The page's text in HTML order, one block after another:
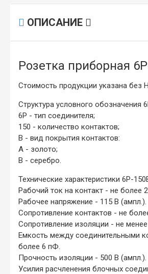
ОПИСАНИЕ
Розетка приборная
Стоимость продукции указана без
Структура условного обозначения
6Р - тип соединителя;
150 - количество контактов;
В - вид покрытия контактов:
А - золото;
В - серебро.
Технические характеристики 6Р-
Рабочий ток на контакт - не более
Рабочее напряжение - 115 В (ампл.).
Сопротивление контактов - не
Сопротивление изоляции - не
Емкость между соединительными
более 6 пФ.
Прочность изоляции - 500 В (ампл.).
Усилия расчленения блочных